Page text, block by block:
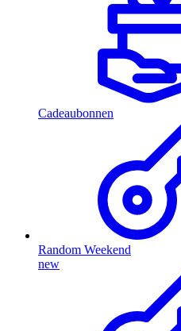
Cadeaubonnen
Random Weekend
new